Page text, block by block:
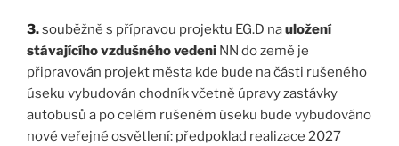
3.souběžně s přípravou projektu EG.D nauložení
stávajícího vzdušného vedeni NN do země je
připravován projekt města kde bude na části rušeného
úseku vybudován chodník včetně úpravy zastávky
autobusů a po celém rušeném úseku bude vybudováno
nové veřejné osvětlení: předpoklad realizace 2027